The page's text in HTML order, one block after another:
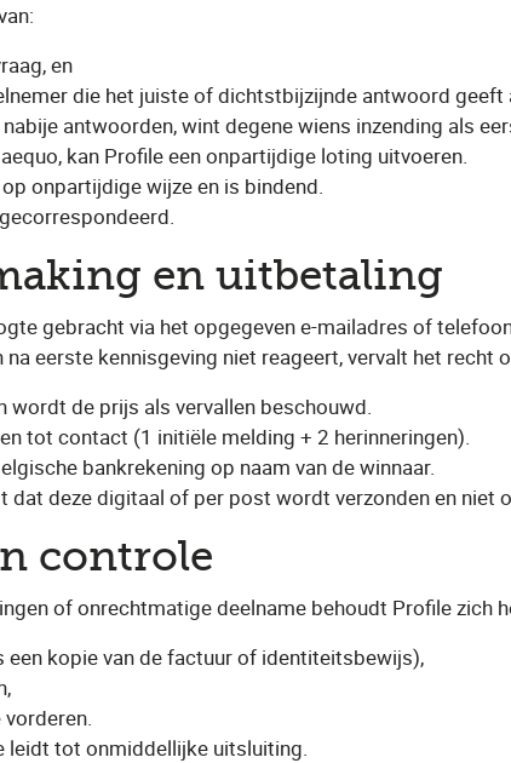
en
die het juiste of dichtstbijzijnde antwoord geeft
antwoorden, wint degene wiens inzending als
kan Profile een onpartijdige loting uitvoeren.
onpartijdige wijze en is bindend.
en uitbetaling
gebracht via het opgegeven e-mailadres of
eerste kennisgeving niet reageert, vervalt het recht
wordt de prijs als vervallen beschouwd.
tot contact (1 initiële melding + 2 herinneringen).
bankrekening op naam van de winnaar.
dat deze digitaal of per post wordt verzonden en niet
controle
of onrechtmatige deelname behoudt Profile zich
kopie van de factuur of identiteitsbewijs),
leidt tot onmiddellijke uitsluiting.